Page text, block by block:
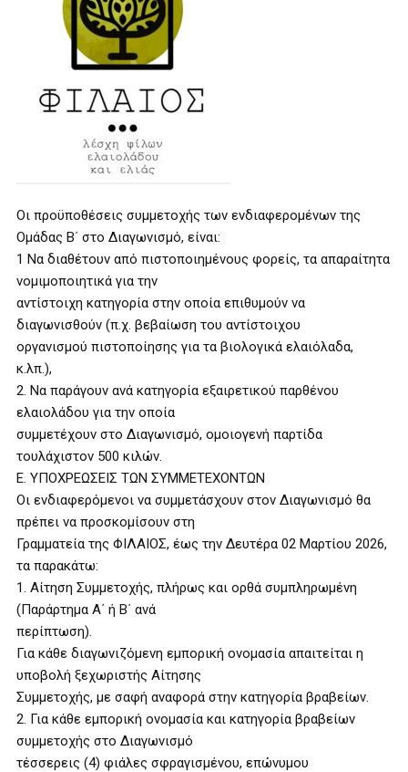
Οι προϋποθέσεις συμμετοχής των ενδιαφερομένων της
Ομάδας Β΄ στο Διαγωνισμό, είναι:
1 Να διαθέτουν από πιστοποιημένους φορείς, τα απαραίτητα
νομιμοποιητικά για την
αντίστοιχη κατηγορία στην οποία επιθυμούν να
διαγωνισθούν (π.χ. βεβαίωση του αντίστοιχου
οργανισμού πιστοποίησης για τα βιολογικά ελαιόλαδα,
κ.λπ.),
2. Να παράγουν ανά κατηγορία εξαιρετικού παρθένου
ελαιολάδου για την οποία
συμμετέχουν στο Διαγωνισμό, ομοιογενή παρτίδα
τουλάχιστον 500 κιλών.
Ε. ΥΠΟΧΡΕΩΣΕΙΣ ΤΩΝ ΣΥΜΜΕΤΕΧΟΝΤΩΝ
Οι ενδιαφερόμενοι να συμμετάσχουν στον Διαγωνισμό θα
πρέπει να προσκομίσουν στη
Γραμματεία της ΦΙΛΑΙΟΣ, έως την Δευτέρα 02 Μαρτίου 2026,
τα παρακάτω:
1. Αίτηση Συμμετοχής, πλήρως και ορθά συμπληρωμένη
(Παράρτημα Α΄ ή Β΄ ανά
περίπτωση).
Για κάθε διαγωνιζόμενη εμπορική ονομασία απαιτείται η
υποβολή ξεχωριστής Αίτησης
Συμμετοχής, με σαφή αναφορά στην κατηγορία βραβείων.
2. Για κάθε εμπορική ονομασία και κατηγορία βραβείων
συμμετοχής στο Διαγωνισμό
τέσσερεις (4) φιάλες σφραγισμένου, επώνυμου